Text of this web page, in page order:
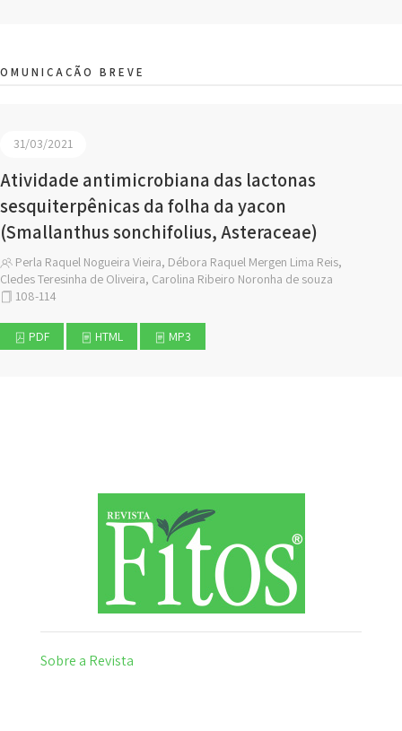
BREVE
31/03/2021
Atividade antimicrobiana das lactonas
sesquiterpênicas da folha da yacon
(Smallanthus sonchifolius, Asteraceae)
Perla Raquel Nogueira Vieira, Débora Raquel Mergen Lima Reis,
Cledes Teresinha de Oliveira, Carolina Ribeiro Noronha de souza
108-114
PDF HTML MP3
Sobre a Revista